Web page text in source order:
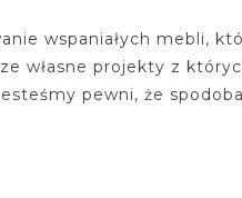
wspaniałych mebli,
własne projekty z
pewni, że